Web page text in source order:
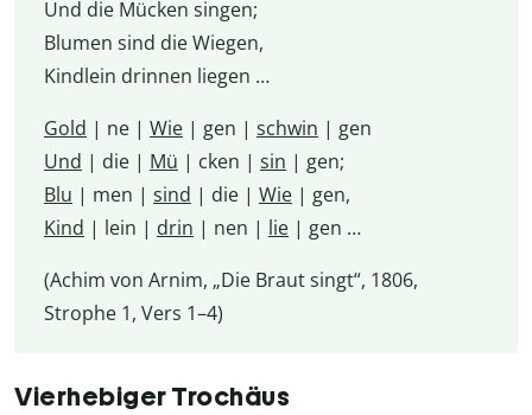
Und die Mücken singen;
Blumen sind die Wiegen,
Kindlein drinnen liegen …
Gold | ne | Wie| gen | schwin | gen
Und | die | Mü | cken | sin | gen;
Blu | men | sind | die | Wie| gen,
Kind | lein | drin | nen | lie| gen …
(Achim von Arnim, „Die Braut singt“, 1806,
Strophe 1, Vers 1–4)
Vierhebiger Trochäus